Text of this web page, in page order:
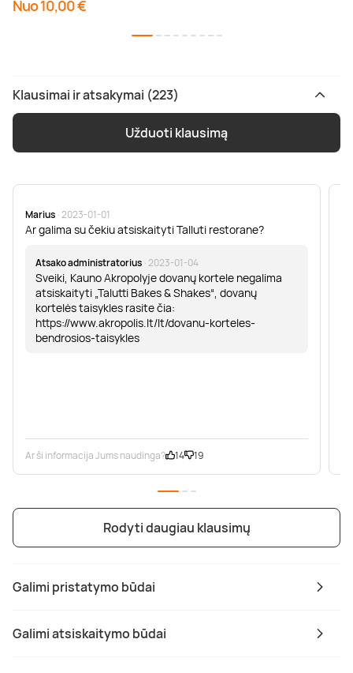
Galimi pristatymo būdai
Galimi atsiskaitymo būdai
Nuo 10,00 €
Klausimai ir atsakymai (223)
Užduoti klausimą
Marius · 2023-01-01
Ar galima su čekiu atsiskaityti Talluti restorane?
Atsako administratorius · 2023-01-04
Sveiki, Kauno Akropolyje dovanų kortele negalima
atsiskaityti „Talutti Bakes & Shakes“, dovanų
kortelės taisykles rasite čia:
https://www.akropolis.lt/lt/dovanu-korteles-
bendrosios-taisykles
Ar ši informacija Jums naudinga? 14 19
Rodyti daugiau klausimų